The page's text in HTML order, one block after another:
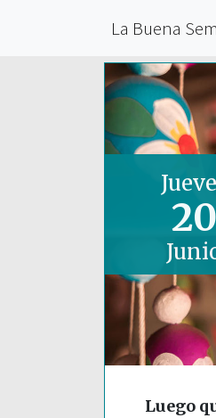
La Buena
20
Luego